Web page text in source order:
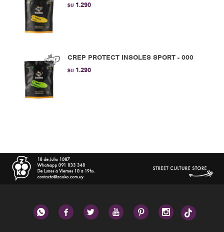
$U 1.290
CREP PROTECT INSOLES SPORT - 000
$U 1.290
     